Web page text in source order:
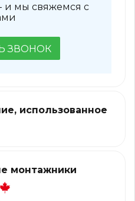
- и мы свяжемся с
ЗВОНОК
использованное
монтажники